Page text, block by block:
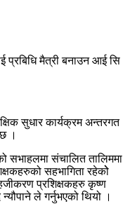
प्रबिधि मैत्री बनाउन आई सि
सुधार कार्यक्रम अन्तरगत
।
सभाहलमा संचालित तालिममा
सहभागिता रहेकोे
प्रशिक्षकहरु कृष्ण
ले गर्नुभएको थियो ।